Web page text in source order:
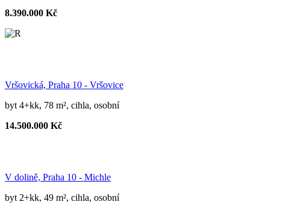
8.390.000 Kč
Vršovická, Praha 10 - Vršovice
byt 4+kk, 78 m², cihla, osobní
14.500.000 Kč
V dolině, Praha 10 - Michle
byt 2+kk, 49 m², cihla, osobní